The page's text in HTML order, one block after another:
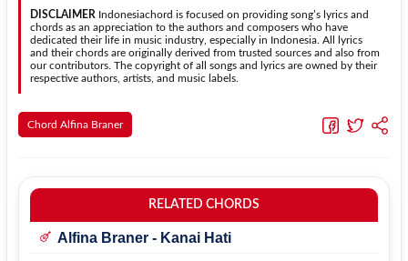
dipelajari oleh pemula tanpa menghilangkan struktur dasar lagu.
DISCLAIMER Indonesiachord is focused on providing song’s lyrics and
chords as an appreciation to the authors and composers who have
dedicated their life in music industry, especially in Indonesia. All lyrics
and their chords are originally derived from trusted sources and also from
our contributors. The copyright of all songs and lyrics are owned by their
respective authors, artists, and music labels.
Chord Alfina Braner
RELATED CHORDS
Alfina Braner - Kanai Hati